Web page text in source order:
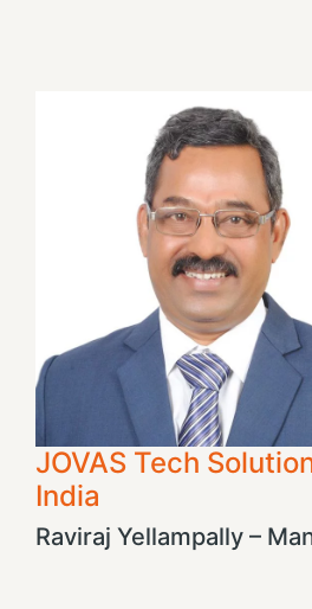
JOVAS Tech
India
Raviraj Yellampally –